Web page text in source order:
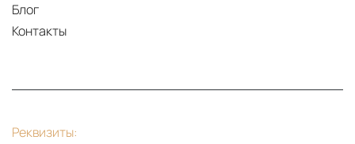
Блог
Контакты
Реквизиты: